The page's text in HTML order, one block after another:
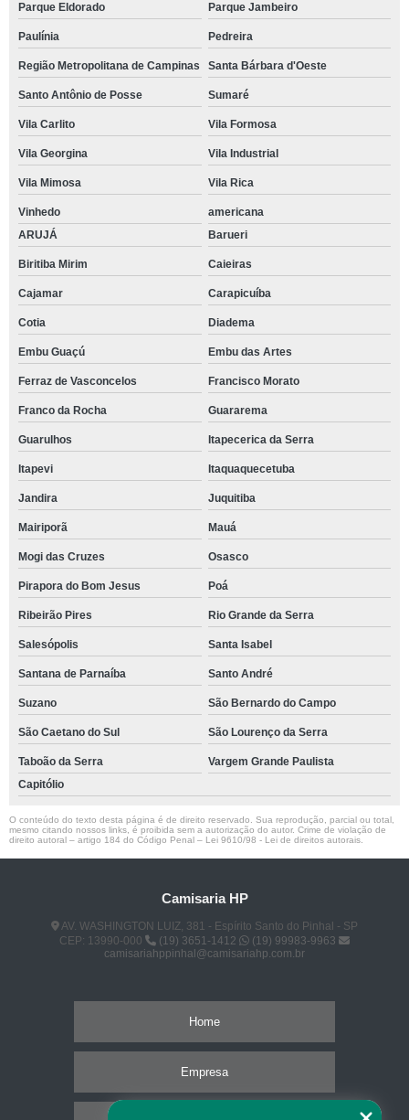
Parque Eldorado Parque Jambeiro
Paulínia Pedreira
Região Metropolitana de Campinas Santa Bárbara d'Oeste
Santo Antônio de Posse Sumaré
Vila Carlito Vila Formosa
Vila Georgina Vila Industrial
Vila Mimosa Vila Rica
Vinhedo
americana
ARUJÁ
Barueri
Biritiba Mirim Caieiras
Cajamar Carapicuíba
Cotia Diadema
Embu Guaçú Embu das Artes
Ferraz de Vasconcelos Francisco Morato
Franco da Rocha Guararema
Guarulhos Itapecerica da Serra
Itapevi Itaquaquecetuba
Jandira Juquitiba
Mairiporã Mauá
Mogi das Cruzes Osasco
Pirapora do Bom Jesus Poá
Ribeirão Pires Rio Grande da Serra
Salesópolis Santa Isabel
Santana de Parnaíba Santo André
Suzano São Bernardo do Campo
São Caetano do Sul São Lourenço da Serra
Taboão da Serra
Vargem Grande Paulista
Capitólio
O conteúdo do texto desta página é de direito reservado. Sua reprodução, parcial ou total,
mesmo citando nossos links, é proibida sem a autorização do autor. Crime de violação de
direito autoral – artigo 184 do Código Penal – Lei 9610/98 - Lei de direitos autorais
Camisaria HP
AV. WASHINGTON LUIZ, 381 - Espírito Santo do Pinhal - SP
CEP: 13990-000
(19) 3651-1412
(19) 99983-9963
camisariahppinhal@camisariahp.com.br
Home
Empresa